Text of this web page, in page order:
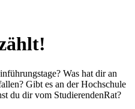
Was hat dir an
Gibt es an der Hochschule
du dir vom StudierendenRat?